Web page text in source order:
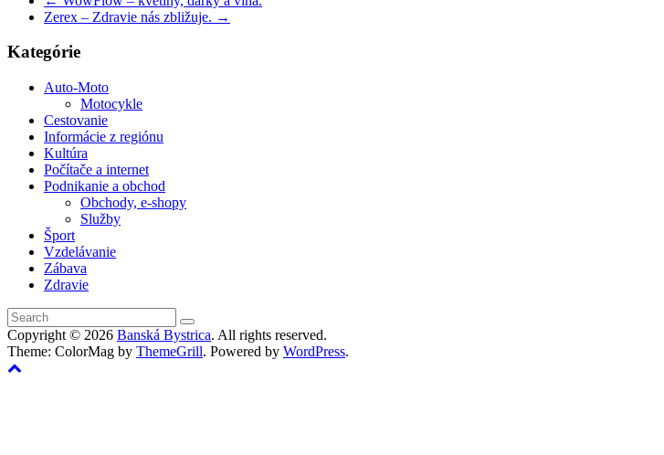
Zerex – Zdravie nás zbližuje. →
Kategórie
Auto-Moto
Motocykle
Cestovanie
Informácie z regiónu
Kultúra
Počítače a internet
Podnikanie a obchod
Obchody, e-shopy
Služby
Šport
Vzdelávanie
Zábava
Zdravie
Copyright © 2026 Banská Bystrica. All rights reserved.
Theme: ColorMag by ThemeGrill. Powered by WordPress.